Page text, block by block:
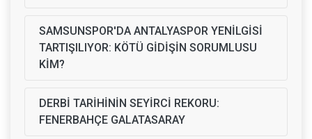
SAMSUNSPOR'DA ANTALYASPOR YENİLGİSİ
TARTIŞILIYOR: KÖTÜ GİDİŞİN SORUMLUSU
KİM?
DERBİ TARİHİNİN SEYİRCİ REKORU:
FENERBAHÇE GALATASARAY